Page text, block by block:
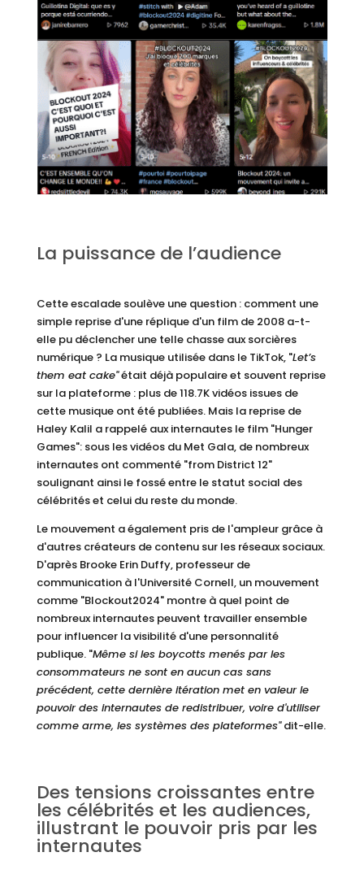
La puissance de l’audience
Cette escalade soulève une question : comment une
simple reprise d'une réplique d'un film de 2008 a-t-
elle pu déclencher une telle chasse aux sorcières
numérique ? La musique utilisée dans le TikTok, "Let’s
them eat cake"était déjà populaire et souvent reprise
sur la plateforme : plus de 118.7K vidéos issues de
cette musique ont été publiées. Mais la reprise de
Haley Kalil a rappelé aux internautes le film "Hunger
Games": sous les vidéos du Met Gala, de nombreux
internautes ont commenté "from District 12"
soulignant ainsi le fossé entre le statut social des
célébrités et celui du reste du monde.
Le mouvement a également pris de l'ampleur grâce à
d'autres créateurs de contenu sur les réseaux sociaux.
D'après Brooke Erin Duffy, professeur de
communication à l'Université Cornell, un mouvement
comme "Blockout2024" montre à quel point de
nombreux internautes peuvent travailler ensemble
pour influencer la visibilité d'une personnalité
publique. "Même si les boycotts menés par les
consommateurs ne sont en aucun cas sans
précédent, cette dernière itération met en valeur le
pouvoir des internautes de redistribuer, voire d'utiliser
comme arme, les systèmes des plateformes"dit-elle.
Des tensions croissantes entre
les célébrités et les audiences,
illustrant le pouvoir pris par les
internautes